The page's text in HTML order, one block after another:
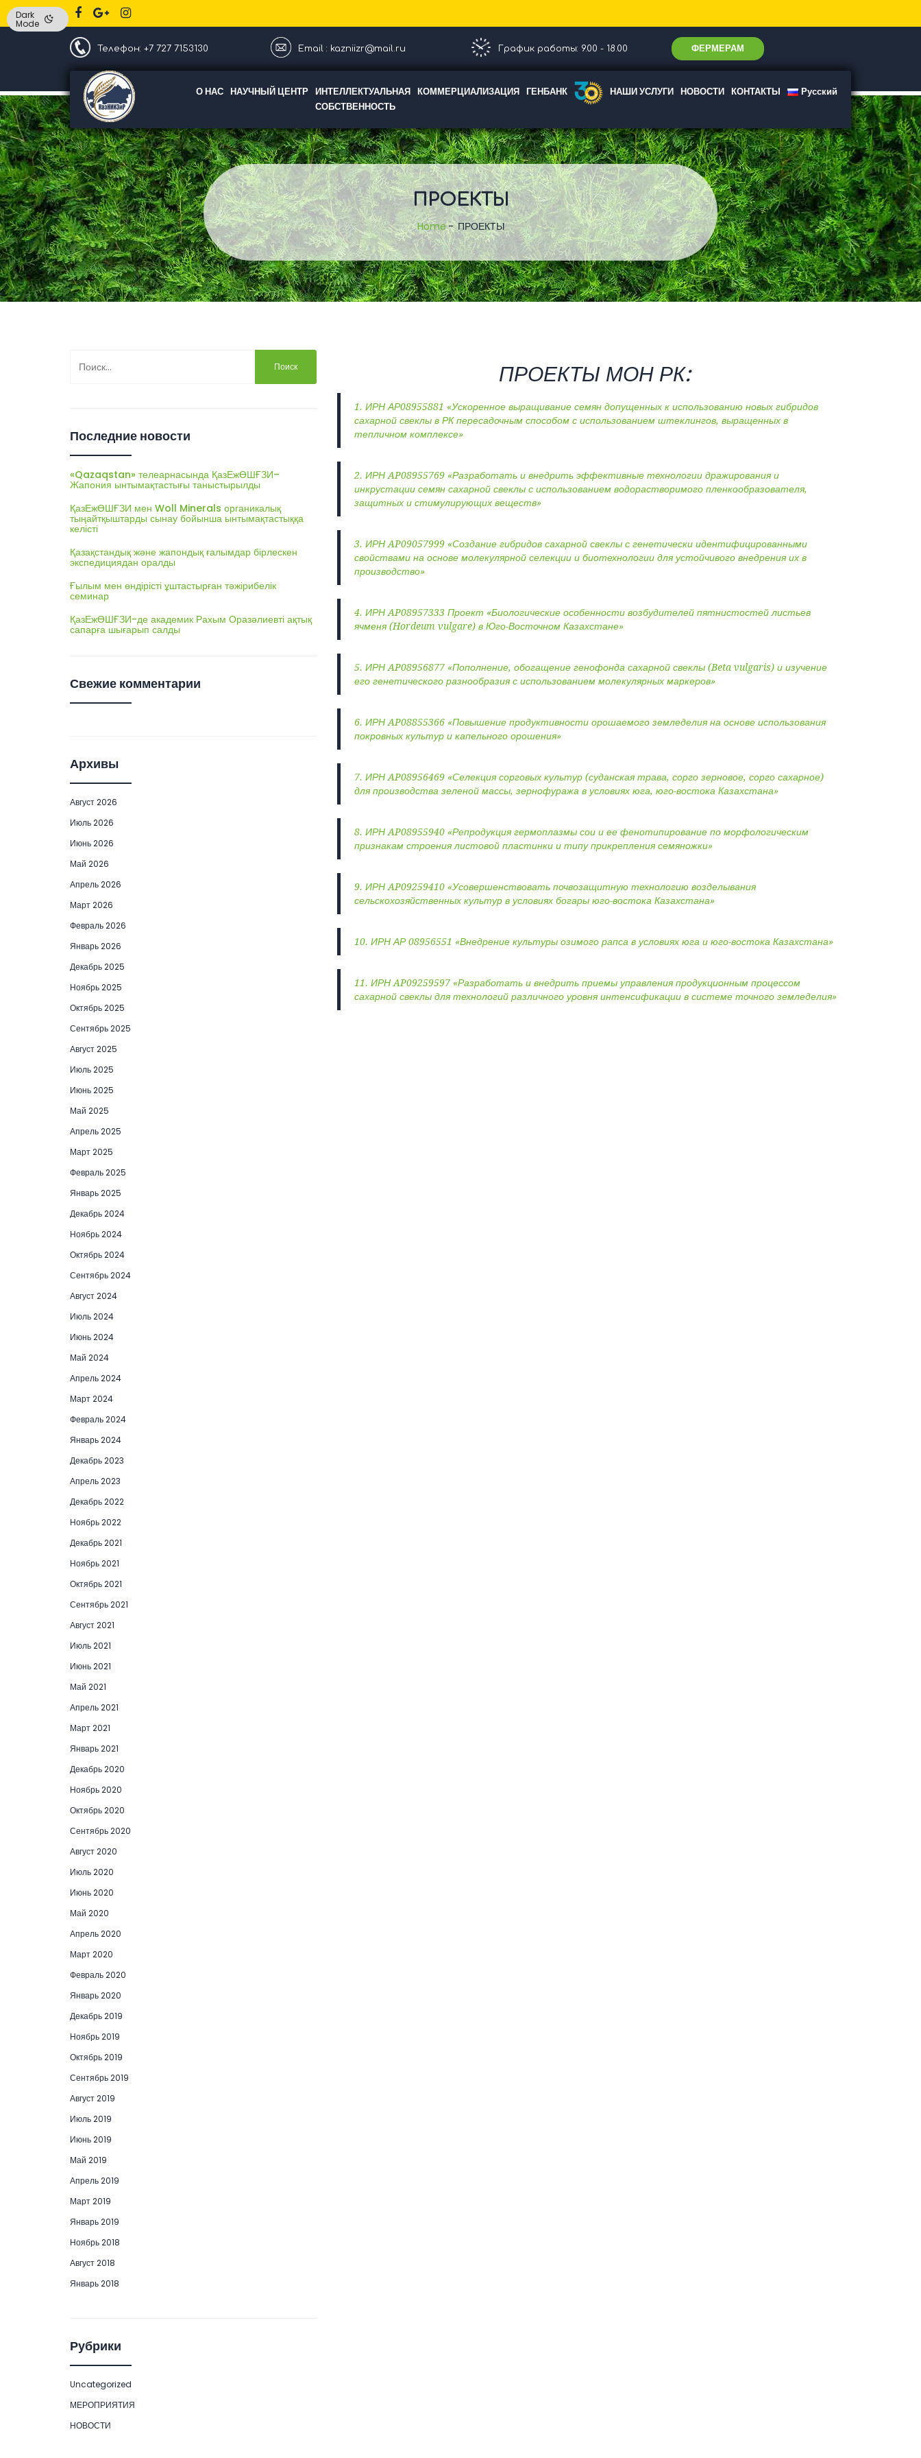
Телефон: +7 727 7153130 Email : kazniizr@mail.ru График работы: 9.00 - 18.00 ФЕРМЕРАМ
О НАС НАУЧНЫЙ ЦЕНТР ИНТЕЛЛЕКТУАЛЬНАЯ
СОБСТВЕННОСТЬ
КОММЕРЦИАЛИЗАЦИЯ ГЕНБАНК НАШИ УСЛУГИ НОВОСТИ КОНТАКТЫ Русский
ПРОЕКТЫ
Home ПРОЕКТЫ
ПРОЕКТЫ МОН РК:
1. ИРН АР08955881 «Ускоренное выращивание семян допущенных к использованию новых гибридов
сахарной свеклы в РК пересадочным способом с использованием штеклингов, выращенных в
тепличном комплексе»
2. ИРН AP08955769 «Разработать и внедрить эффективные технологии дражирования и
инкрустации семян сахарной свеклы с использованием водорастворимого пленкообразователя,
защитных и стимулирующих веществ»
3. ИРН AP09057999 «Создание гибридов сахарной свеклы с генетически идентифицированными
свойствами на основе молекулярной селекции и биотехнологии для устойчивого внедрения их в
производство»
4. ИРН AP08957333 Проект «Биологические особенности возбудителей пятнистостей листьев
ячменя (Hordeum vulgare) в Юго-Восточном Казахстане»
5. ИРН AP08956877 «Пополнение, обогащение генофонда сахарной свеклы (Beta vulgaris) и изучение
его генетического разнообразия с использованием молекулярных маркеров»
6. ИРН AP08855366 «Повышение продуктивности орошаемого земледелия на основе использования
покровных культур и капельного орошения»
7. ИРН AP08956469 «Селекция сорговых культур (суданская трава, сорго зерновое, сорго сахарное)
для производства зеленой массы, зернофуража в условиях юга, юго-востока Казахстана»
8. ИРН AP08955940 «Репродукция гермоплазмы сои и ее фенотипирование по морфологическим
признакам строения листовой пластинки и типу прикрепления семяножки»
9. ИРН AP09259410 «Усовершенствовать почвозащитную технологию возделывания
сельскохозяйственных культур в условиях богары юго-востока Казахстана»
10. ИРН АР 08956551 «Внедрение культуры озимого рапса в условиях юга и юго-востока Казахстана»
11. ИРН AP09259597 «Разработать и внедрить приемы управления продукционным процессом
сахарной свеклы для технологий различного уровня интенсификации в системе точного земледелия»
Последние новости
«Qazaqstan» телеарнасында ҚазЕжӨШҒЗИ–
Жапония ынтымақтастығы таныстырылды
ҚазЕжӨШҒЗИ мен Woll Minerals органикалық
тыңайтқыштарды сынау бойынша ынтымақтастыққа
келісті
Қазақстандық және жапондық ғалымдар бірлескен
экспедициядан оралды
Ғылым мен өндірісті ұштастырған тәжірибелік
семинар
ҚазЕжӨШҒЗИ-де академик Рахым Оразәлиевті ақтық
сапарға шығарып салды
Свежие комментарии
Архивы
Август 2026
Июль 2026
Июнь 2026
Май 2026
Апрель 2026
Март 2026
Февраль 2026
Январь 2026
Декабрь 2025
Ноябрь 2025
Октябрь 2025
Сентябрь 2025
Август 2025
Июль 2025
Июнь 2025
Май 2025
Апрель 2025
Март 2025
Февраль 2025
Январь 2025
Декабрь 2024
Ноябрь 2024
Октябрь 2024
Сентябрь 2024
Август 2024
Июль 2024
Июнь 2024
Май 2024
Апрель 2024
Март 2024
Февраль 2024
Январь 2024
Декабрь 2023
Апрель 2023
Декабрь 2022
Ноябрь 2022
Декабрь 2021
Ноябрь 2021
Октябрь 2021
Сентябрь 2021
Август 2021
Июль 2021
Июнь 2021
Май 2021
Апрель 2021
Март 2021
Январь 2021
Декабрь 2020
Ноябрь 2020
Октябрь 2020
Сентябрь 2020
Август 2020
Июль 2020
Июнь 2020
Май 2020
Апрель 2020
Март 2020
Февраль 2020
Январь 2020
Декабрь 2019
Ноябрь 2019
Октябрь 2019
Сентябрь 2019
Август 2019
Июль 2019
Июнь 2019
Май 2019
Апрель 2019
Март 2019
Январь 2019
Ноябрь 2018
Август 2018
Январь 2018
Рубрики
Uncategorized
МЕРОПРИЯТИЯ
НОВОСТИ
Dark
Mode